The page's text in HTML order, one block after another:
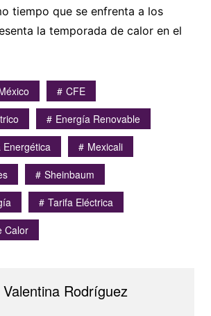
tiempo que se enfrenta a los
la temporada de calor en el
CFE
Energía Renovable
Energética
Mexicali
Sheinbaum
Tarifa Eléctrica
Calor
Valentina Rodríguez